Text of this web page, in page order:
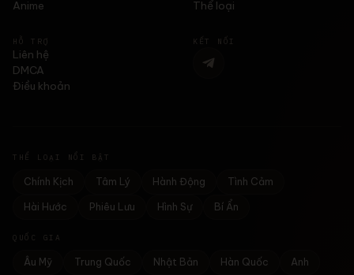
Anime
Thể loại
HỖ TRỢ
Liên hệ
DMCA
Điều khoản
KẾT NỐI
THỂ LOẠI NỔI BẬT
Chính Kịch Tâm Lý Hành Động Tình Cảm
Hài Hước Phiêu Lưu Hình Sự Bí Ẩn
QUỐC GIA
Âu Mỹ Trung Quốc Nhật Bản Hàn Quốc Anh